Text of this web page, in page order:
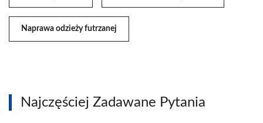
Naprawa odzieży futrzanej
Najczęściej Zadawane Pytania